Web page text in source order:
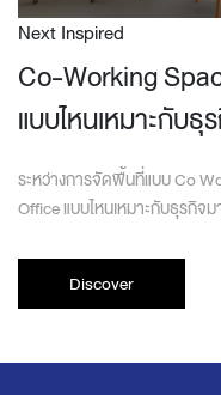
Next Inspired
Co-Working
แบบไหนเหมาะกับ
ระหว่างการจัดพื้นที่แบบ Co
Office แบบไหนเหมาะกับธุรกิจ
Discover